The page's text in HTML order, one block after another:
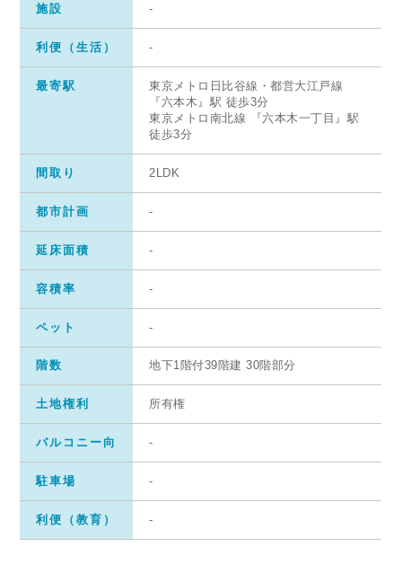
施設 -
利便（生活） -
最寄駅
東京メトロ日比谷線・都営大江戸線
『六本木』駅 徒歩3分
東京メトロ南北線 『六本木一丁目』駅
徒歩3分
間取り 2LDK
都市計画 -
延床面積 -
容積率 -
ペット -
階数 地下1階付39階建 30階部分
土地権利 所有権
バルコニー向 -
駐車場 -
利便（教育） -